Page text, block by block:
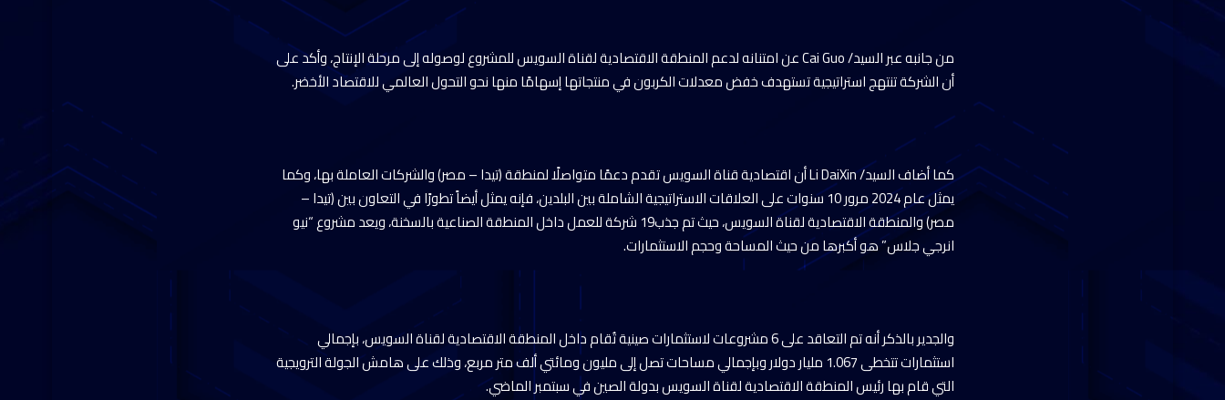
من جانبه عبر السيد/ Cai Guo عن امتنانه لدعم المنطقة الاقتصادية لقناة السويس للمشروع لوصوله إلى مرحلة الإنتاج، وأكد على
أن الشركة تنتهج استراتيجية تستهدف خفض معدلات الكربون في منتجاتها إسهامًا منها نحو التحول العالمي للاقتصاد الأخضر.
كما أضاف السيد/ Li DaiXin أن اقتصادية قناة السويس تقدم دعمًا متواصلًا لمنطقة (تيدا – مصر) والشركات العاملة بها، وكما
يمثل عام 2024 مرور 10 سنوات على العلاقات الاستراتيجية الشاملة بين البلدين، فإنه يمثل أيضاً تطورًا في التعاون بين (تيدا –
مصر) والمنطقة الاقتصادية لقناة السويس، حيث تم جذب19 شركة للعمل داخل المنطقة الصناعية بالسخنة، ويعد مشروع “نيو
انرجي جلاس” هو أكبرها من حيث المساحة وحجم الاستثمارات.
والجدير بالذكر أنه تم التعاقد على 6 مشروعات لاستثمارات صينية تُقام داخل المنطقة الاقتصادية لقناة السويس، بإجمالي
استثمارات تتخطى 1.067 مليار دولار وبإجمالي مساحات تصل إلى مليون ومائتي ألف متر مربع، وذلك على هامش الجولة الترويجية
التي قام بها رئيس المنطقة الاقتصادية لقناة السويس بدولة الصين في سبتمبر الماضي.